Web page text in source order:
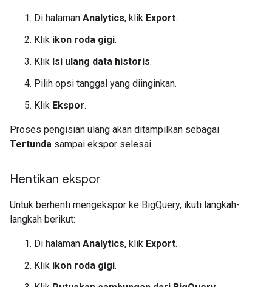
Di halaman Analytics, klik Export.
Klik ikon roda gigi.
Klik Isi ulang data historis.
Pilih opsi tanggal yang diinginkan.
Klik Ekspor.
Proses pengisian ulang akan ditampilkan sebagai
Tertunda sampai ekspor selesai.
Hentikan ekspor
Untuk berhenti mengekspor ke BigQuery, ikuti langkah-
langkah berikut:
Di halaman Analytics, klik Export.
Klik ikon roda gigi.